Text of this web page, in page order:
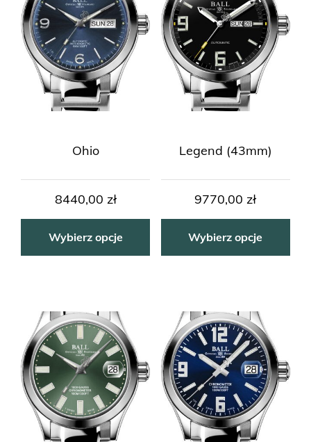
Ohio
8440,00 zł
Wybierz opcje
Legend (43mm)
9770,00zł
Wybierz opcje